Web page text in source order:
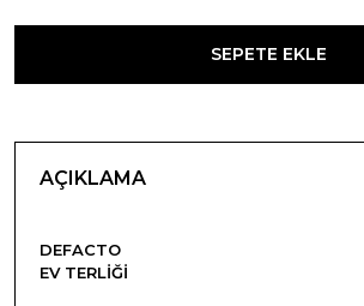
SEPETE EKLE
AÇIKLAMA
DEFACTO
EV TERLIĞI